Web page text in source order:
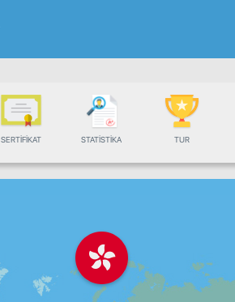
SERTIFIKAT STATISTIKA TUR